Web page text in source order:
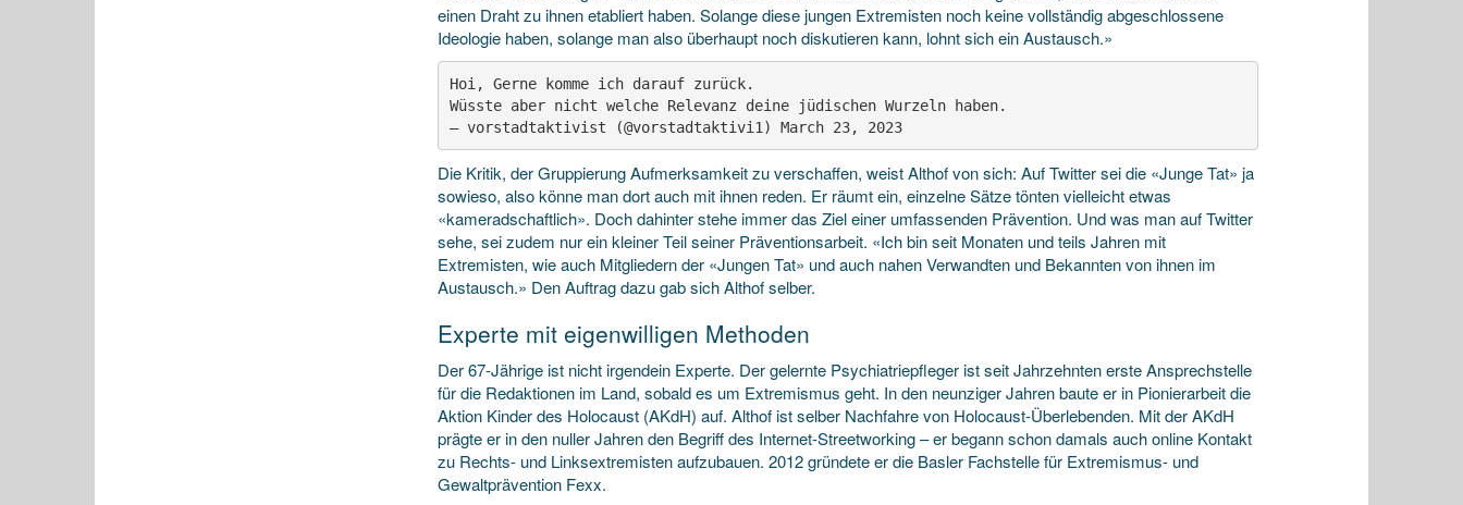
einen Draht zu ihnen etabliert haben. Solange diese jungen Extremisten noch keine vollständig abgeschlossene
Ideologie haben, solange man also überhaupt noch diskutieren kann, lohnt sich ein Austausch.»
Hoi, Gerne komme ich darauf zurück.
Wüsste aber nicht welche Relevanz deine jüdischen Wurzeln haben.
— vorstadtaktivist (@vorstadtaktivi1) March 23, 2023
Die Kritik, der Gruppierung Aufmerksamkeit zu verschaffen, weist Althof von sich: Auf Twitter sei die «Junge Tat» ja
sowieso, also könne man dort auch mit ihnen reden. Er räumt ein, einzelne Sätze tönten vielleicht etwas
«kameradschaftlich». Doch dahinter stehe immer das Ziel einer umfassenden Prävention. Und was man auf Twitter
sehe, sei zudem nur ein kleiner Teil seiner Präventionsarbeit. «Ich bin seit Monaten und teils Jahren mit
Extremisten, wie auch Mitgliedern der «Jungen Tat» und auch nahen Verwandten und Bekannten von ihnen im
Austausch.» Den Auftrag dazu gab sich Althof selber.
Experte mit eigenwilligen Methoden
Der 67-Jährige ist nicht irgendein Experte. Der gelernte Psychiatriepfleger ist seit Jahrzehnten erste Ansprechstelle
für die Redaktionen im Land, sobald es um Extremismus geht. In den neunziger Jahren baute er in Pionierarbeit die
Aktion Kinder des Holocaust (AKdH) auf. Althof ist selber Nachfahre von Holocaust-Überlebenden. Mit der AKdH
prägte er in den nuller Jahren den Begriff des Internet-Streetworking – er begann schon damals auch online Kontakt
zu Rechts- und Linksextremisten aufzubauen. 2012 gründete er die Basler Fachstelle für Extremismus- und
Gewaltprävention Fexx.